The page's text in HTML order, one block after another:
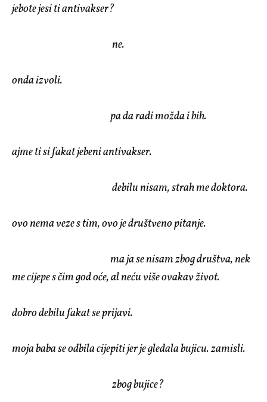
jebote jesi ti antivakser?
ne.
onda izvoli.
pa da radi možda i bih.
ajme ti si fakat jebeni antivakser.
debilu nisam, strah me doktora.
ovo nema veze s tim, ovo je društveno pitanje.
ma ja se nisam zbog društva, nek
me cijepe s čim god oće, al neću više ovakav život.
dobro debilu fakat se prijavi.
moja baba se odbila cijepiti jer je gledala bujicu. zamisli.
zbog bujice?